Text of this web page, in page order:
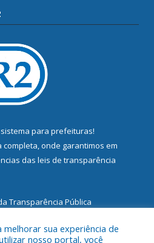
sistema para prefeituras!
completa, onde garantimos em
das leis de transparência
Transparência Pública
sua experiência de
nosso portal, você